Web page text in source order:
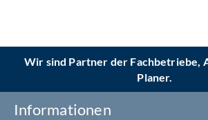
Wir sind Partner der Fachbetriebe,
Planer.
Informationen